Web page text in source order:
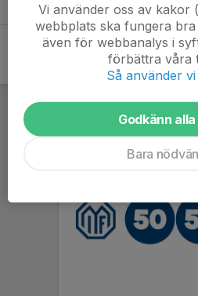
Vi använder oss av kakor
webbplats ska fungera
även för webbanalys i
förbättra våra
Så använder
Godkänn
Bara